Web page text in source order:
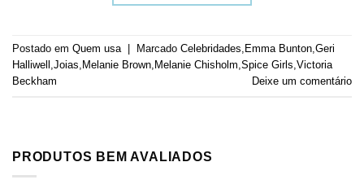
Postado em Quem usa Marcado Celebridades Emma Bunton Geri
Halliwell
Joias Melanie Brown Melanie Chisholm Spice Girls Victoria
Beckham
Deixe um comentário
PRODUTOS BEM AVALIADOS